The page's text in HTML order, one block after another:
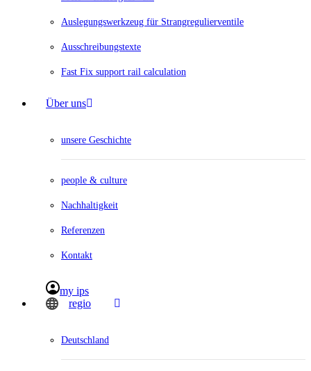
Auslegungswerkzeug für Strangregulierventile
Ausschreibungstexte
Fast Fix support rail calculation
Über uns
unsere Geschichte
people & culture
Nachhaltigkeit
Referenzen
Kontakt
my ips
regio
Deutschland